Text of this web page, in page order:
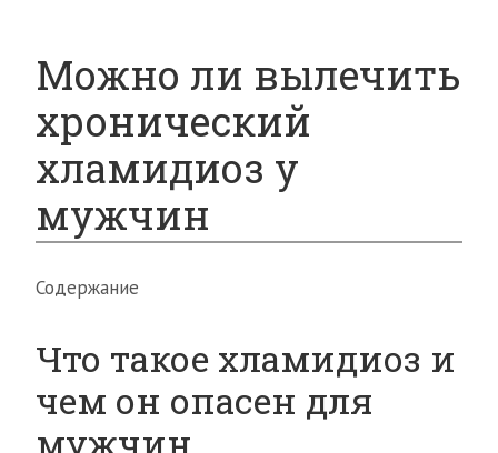
Можно ли вылечить
хронический
хламидиоз у
мужчин
Содержание
Что такое хламидиоз и
чем он опасен для
мужчин